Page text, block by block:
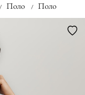
Поло Поло